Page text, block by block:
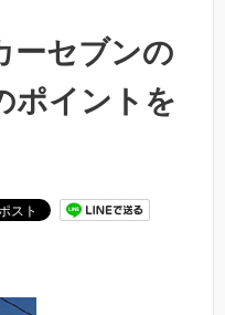
ーセブンの
ポイントを